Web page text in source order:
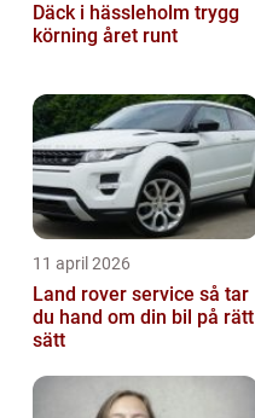
Däck i hässleholm trygg
körning året runt
11 april 2026
Land rover service så tar
du hand om din bil på rätt
sätt